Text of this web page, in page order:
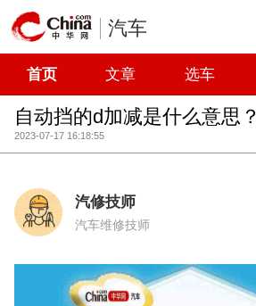
汽车
首页 文章 选车
自动挡的d加减是什么意思？
2023-07-17 16:18:55
汽修技师
汽车维修技师